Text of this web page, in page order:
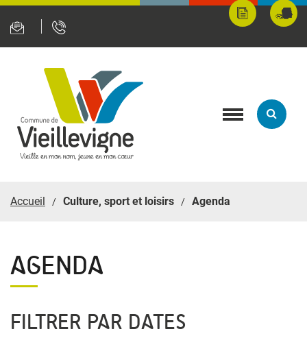
Mes
démarches
Toggle
Accueil Culture, sport et loisirs Agenda
AGENDA
FILTRER PAR DATES
Panneau de gestion des cookies